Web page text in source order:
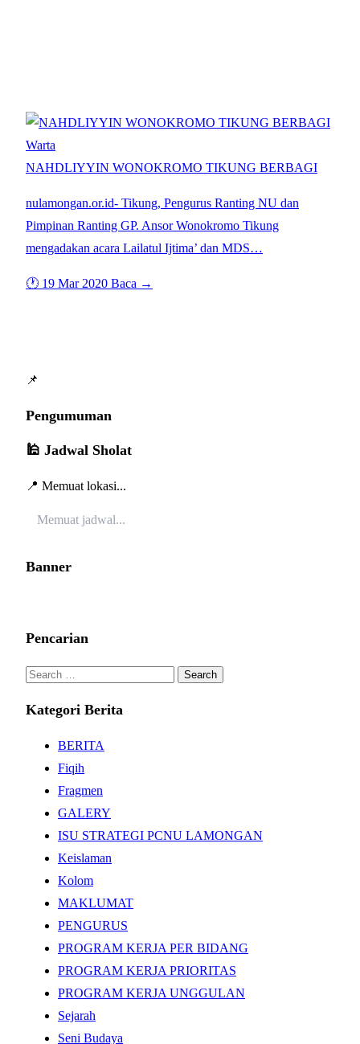
Warta
NAHDLIYYIN WONOKROMO TIKUNG BERBAGI
nulamongan.or.id- Tikung, Pengurus Ranting NU dan
Pimpinan Ranting GP. Ansor Wonokromo Tikung
mengadakan acara Lailatul Ijtima’ dan MDS…
🕐 19 Mar 2020 Baca →
📌
Pengumuman
🕌 Jadwal Sholat
📍 Memuat lokasi...
Memuat jadwal...
Banner
Pencarian
Search
Kategori Berita
BERITA
Fiqih
Fragmen
GALERY
ISU STRATEGI PCNU LAMONGAN
Keislaman
Kolom
MAKLUMAT
PENGURUS
PROGRAM KERJA PER BIDANG
PROGRAM KERJA PRIORITAS
PROGRAM KERJA UNGGULAN
Sejarah
Seni Budaya